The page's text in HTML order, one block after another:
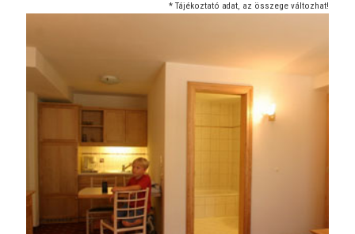
* Tájékoztató adat, az összege változhat!